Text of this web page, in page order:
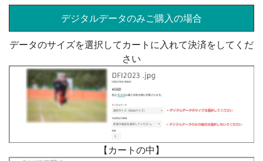
デジタルデータのみご購入の場合
データのサイズを選択してカートに入れて決済をしてくだ
さい
【カートの中】